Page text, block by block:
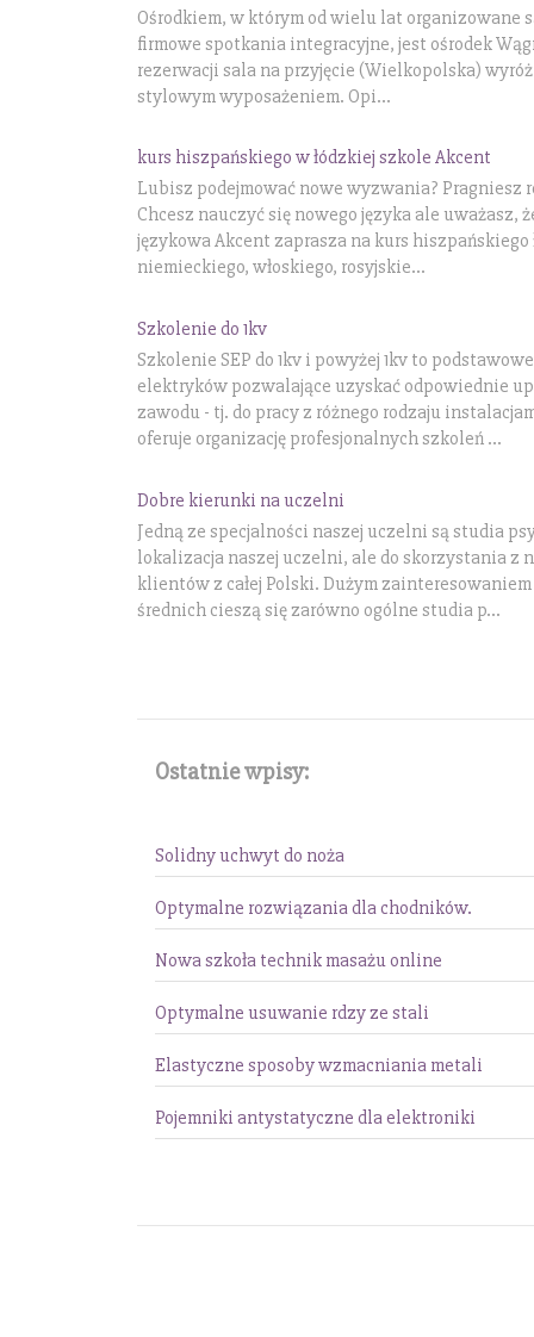
Ośrodkiem, w którym od wielu lat organizowane
firmowe spotkania integracyjne, jest ośrodek
rezerwacji sala na przyjęcie (Wielkopolska)
stylowym wyposażeniem. Opi...
kurs hiszpańskiego w łódzkiej szkole Akcent
Lubisz podejmować nowe wyzwania? Pragniesz
Chcesz nauczyć się nowego języka ale uważasz,
językowa Akcent zaprasza na kurs
niemieckiego, włoskiego, rosyjskie...
Szkolenie do 1kv
Szkolenie SEP do 1kv i powyżej 1kv to
elektryków pozwalające uzyskać odpowiednie
zawodu - tj. do pracy z różnego rodzaju
oferuje organizację profesjonalnych szkoleń ...
Dobre kierunki na uczelni
Jedną ze specjalności naszej uczelni są studia
lokalizacja naszej uczelni, ale do skorzystania z
klientów z całej Polski. Dużym
średnich cieszą się zarówno ogólne studia p...
Ostatnie wpisy:
Solidny uchwyt do noża
Optymalne rozwiązania dla chodników.
Nowa szkoła technik masażu online
Optymalne usuwanie rdzy ze stali
Elastyczne sposoby wzmacniania metali
Pojemniki antystatyczne dla elektroniki